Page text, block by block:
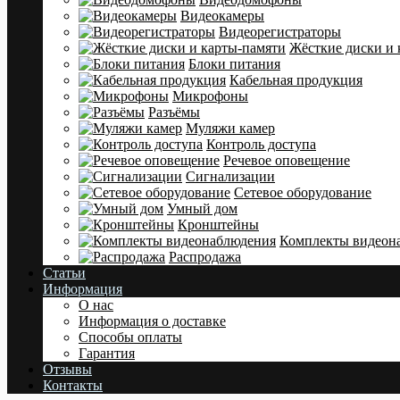
Видеокамеры
Видеорегистраторы
Жёсткие диски и
Блоки питания
Кабельная продукция
Микрофоны
Разъёмы
Муляжи камер
Контроль доступа
Речевое оповещение
Сигнализации
Сетевое оборудование
Умный дом
Кронштейны
Комплекты
Распродажа
Статьи
Информация
О нас
Информация о доставке
Cпособы оплаты
Гарантия
Отзывы
Контакты